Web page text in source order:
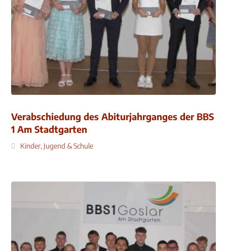
Verabschiedung des Abiturjahrganges der BBS
1 Am Stadtgarten
Kinder, Jugend & Schule